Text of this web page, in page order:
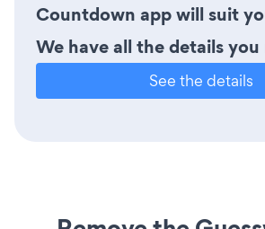
Countdown app will suit
We have all the details you
See the details